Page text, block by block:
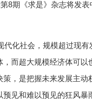
《求是》杂志将发表
社会，规模超过现有
而超大规模经济体可
，是把握未来发展主
见和难以预见的狂风